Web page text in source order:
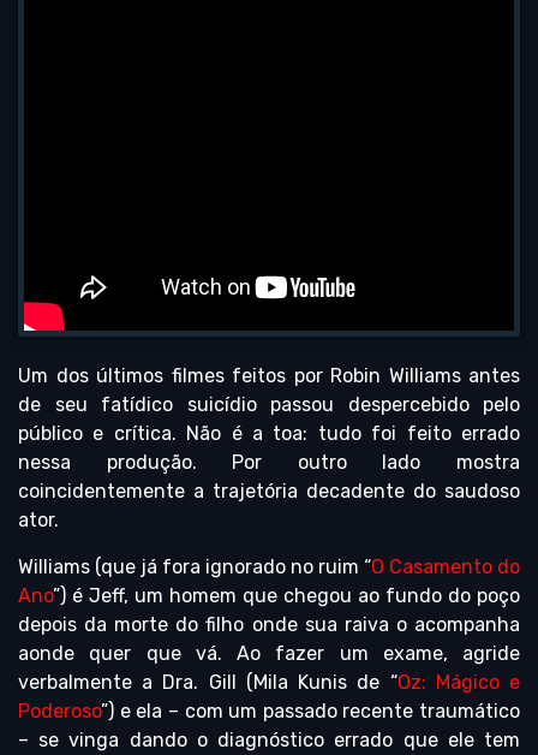
Um dos últimos filmes feitos por Robin Williams antes
de seu fatídico suicídio passou despercebido pelo
público e crítica. Não é a toa: tudo foi feito errado
nessa produção. Por outro lado mostra
coincidentemente a trajetória decadente do saudoso
ator.
Williams (que já fora ignorado no ruim “O Casamento do
Ano”) é Jeff, um homem que chegou ao fundo do poço
depois da morte do filho onde sua raiva o acompanha
aonde quer que vá. Ao fazer um exame, agride
verbalmente a Dra. Gill (Mila Kunis de “Oz: Mágico e
Poderoso”) e ela – com um passado recente traumático
– se vinga dando o diagnóstico errado que ele tem